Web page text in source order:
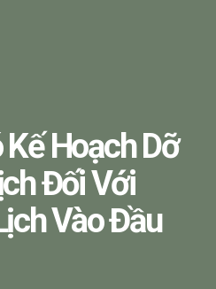
Kế Hoạch Dỡ
Đối Với
Vào Đầu